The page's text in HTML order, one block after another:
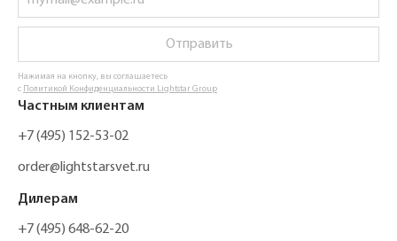
Отправить
Нажимая на кнопку, вы соглашаетесь
с Политикой Конфиденциальности Lightstar Group
Частным клиентам
+7 (495) 152-53-02
order@lightstarsvet.ru
Дилерам
+7 (495) 648-62-20